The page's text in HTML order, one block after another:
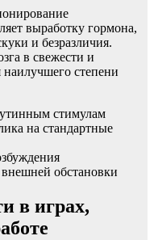
выработку гормона,
и безразличия.
в свежести и
степени
стимулам
на стандартные
обстановки
в играх,